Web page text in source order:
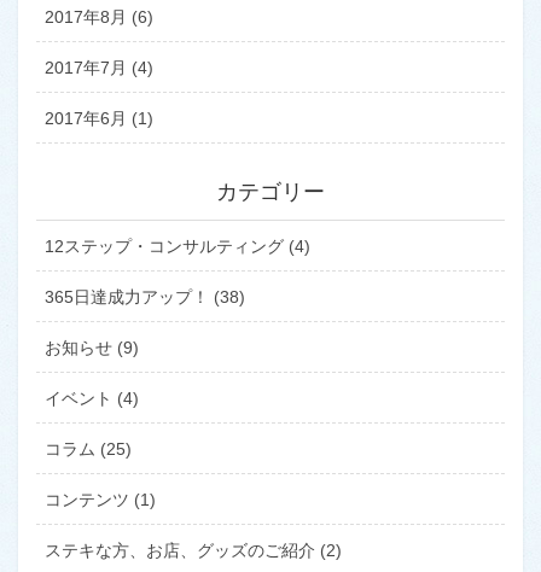
2017年8月 (6)
2017年7月 (4)
2017年6月 (1)
カテゴリー
12ステップ・コンサルティング (4)
365日達成力アップ！ (38)
お知らせ (9)
イベント (4)
コラム (25)
コンテンツ (1)
ステキな方、お店、グッズのご紹介 (2)